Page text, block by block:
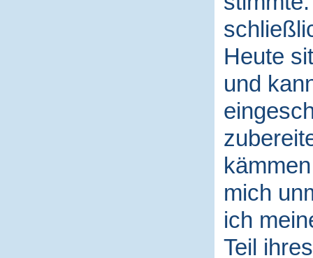
Heute
und
mich
ich
Teil